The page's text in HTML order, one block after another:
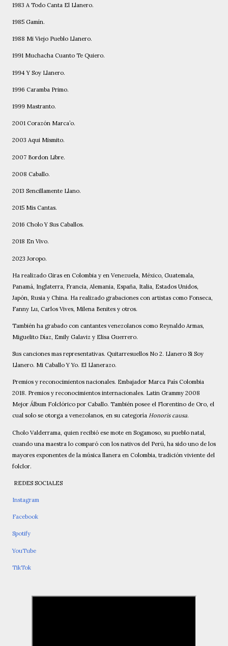
1983 A Todo Canta El Llanero.
1985 Gamín.
1988 Mi Viejo Pueblo Llanero.
1991 Muchacha Cuanto Te Quiero.
1994 Y Soy Llanero.
1996 Caramba Primo.
1999 Mastranto.
2001 Corazón Marca’o.
2003 Aqui Mismito.
2007 Bordon Libre.
2008 Caballo.
2013 Sencillamente Llano.
2015 Mis Cantas.
2016 Cholo Y Sus Caballos.
2018 En Vivo.
2023 Joropo.
Ha realizado Giras en Colombia y en Venezuela, México, Guatemala,
Panamá, Inglaterra, Francia, Alemania, España, Italia, Estados Unidos,
Japón, Rusia y China. Ha realizado grabaciones con artistas como Fonseca,
Fanny Lu, Carlos Vives, Milena Benites y otros.
También ha grabado con cantantes venezolanos como Reynaldo Armas,
Miguelito Díaz, Emily Galaviz y Elisa Guerrero.
Sus canciones mas representativas. Quitarresuellos No 2. Llanero Si Soy
Llanero. Mi Caballo Y Yo. El Llanerazo.
Premios y reconocimientos nacionales. Embajador Marca País Colombia
2018. Premios y reconocimientos internacionales. Latin Grammy 2008
Mejor Álbum Folclórico por Caballo. También posee el Florentino de Oro, el
cual solo se otorga a venezolanos, en su categoría Honoris causa.
Cholo Valderrama, quien recibió ese mote en Sogamoso, su pueblo natal,
cuando una maestra lo comparó con los nativos del Perú, ha sido uno de los
mayores exponentes de la música llanera en Colombia, tradición viviente del
folclor.
REDES SOCIALES
Instagram
Facebook
Spotify
YouTube
TikTok